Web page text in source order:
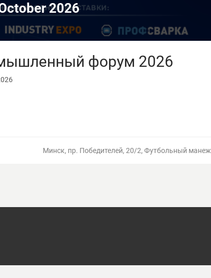
2026
форум 2026
Минск, пр. Победителей, 20/2, Футбольный манеж